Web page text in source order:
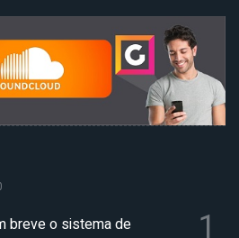
breve o sistema de
1